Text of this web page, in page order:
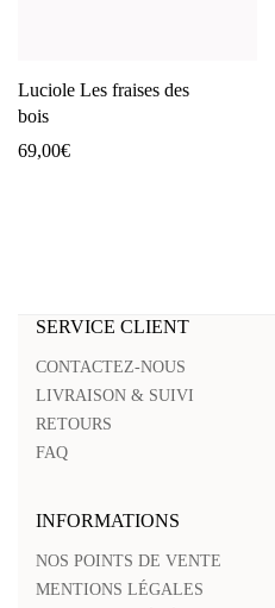
Luciole Les fraises des
bois
69,00€
SERVICE CLIENT
CONTACTEZ-NOUS
LIVRAISON & SUIVI
RETOURS
FAQ
INFORMATIONS
NOS POINTS DE VENTE
MENTIONS LÉGALES